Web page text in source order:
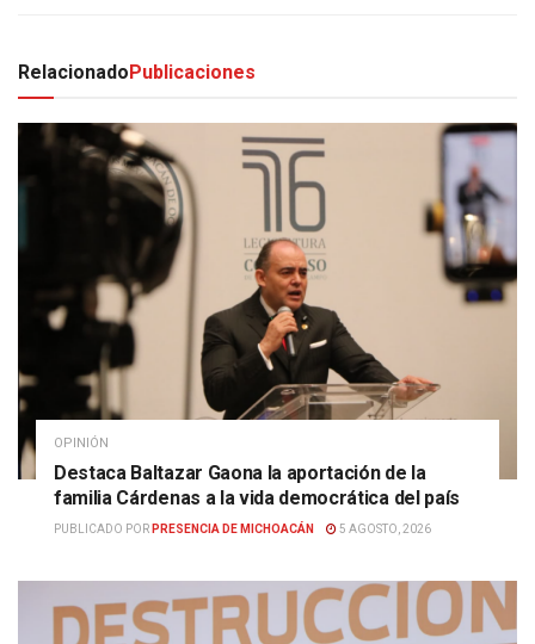
Relacionado Publicaciones
OPINIÓN
Destaca Baltazar Gaona la aportación de la
familia Cárdenas a la vida democrática del país
PUBLICADO POR PRESENCIA DE MICHOACÁN 5 AGOSTO, 2026